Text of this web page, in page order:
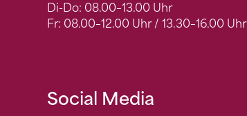
Di-Do: 08.00–13.00 Uhr
Fr: 08.00–12.00 Uhr / 13.30–16.00 Uhr
Social Media